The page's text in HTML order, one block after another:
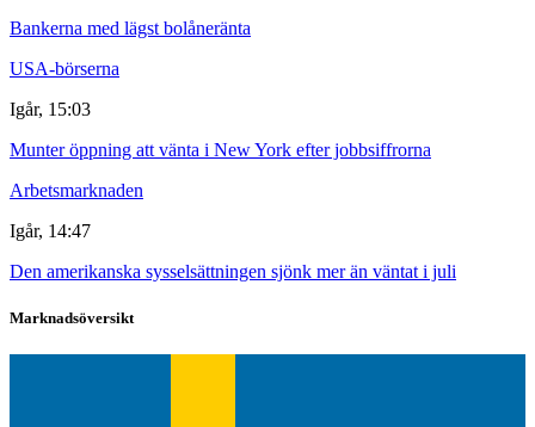
Bankerna med lägst bolåneränta
USA-börserna
Igår, 15:03
Munter öppning att vänta i New York efter jobbsiffrorna
Arbetsmarknaden
Igår, 14:47
Den amerikanska sysselsättningen sjönk mer än väntat i juli
Marknadsöversikt